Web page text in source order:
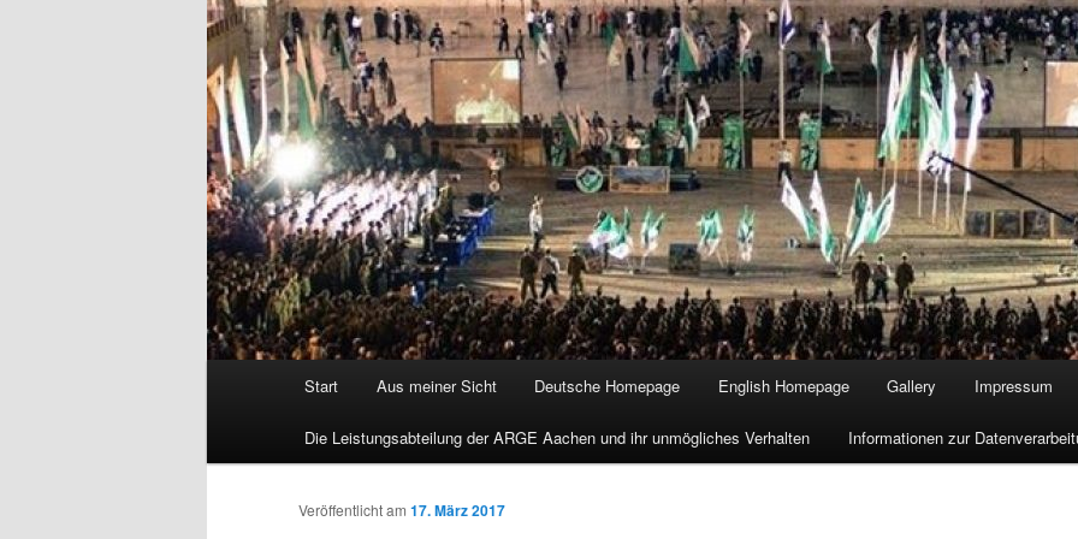
Start Aus meiner Sicht Deutsche Homepage English Homepage Gallery Impressum
Die Leistungsabteilung der ARGE Aachen und ihr unmögliches Verhalten Informationen zur
Veröffentlicht am 17. März 2017